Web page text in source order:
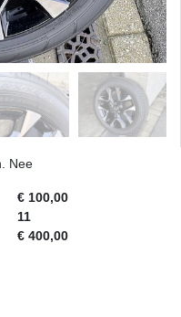
Nee
€ 100,00
11
€ 400,00